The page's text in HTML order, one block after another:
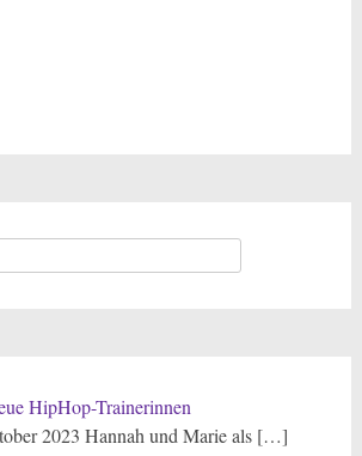
HipHop-Trainerinnen
2023 Hannah und Marie als […]